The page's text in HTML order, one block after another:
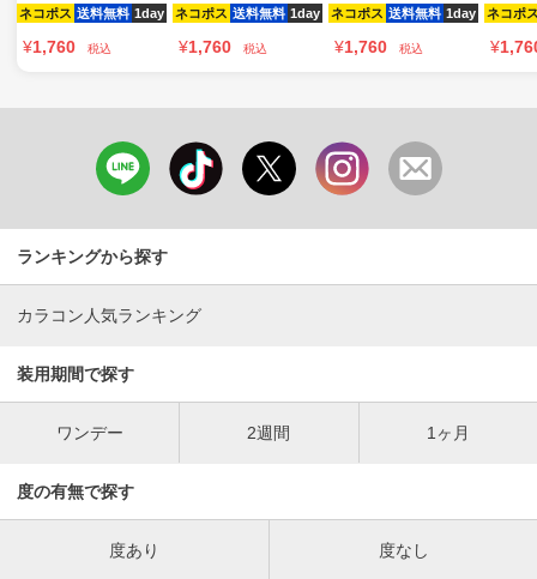
ネコポス 送料無料 1day
¥1,760 税込
ネコポス 送料無料 1day
¥1,760 税込
ネコポス 送料無料 1day
¥1,760 税込
ネコポ
¥
ランキングから探す
カラコン人気ランキング
装用期間で探す
ワンデー 2週間 1ヶ月
度の有無で探す
度あり 度なし